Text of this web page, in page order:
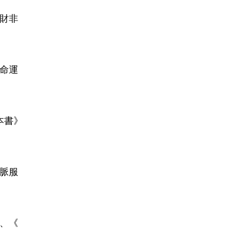
非
運
》
服
《